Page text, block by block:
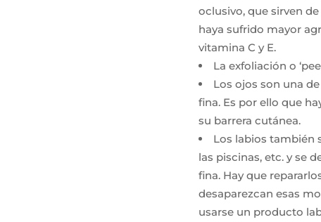
oclusivo, que sirven
haya sufrido mayor
vitamina C y E.
La exfoliación o
Los ojos son una
fina. Es por ello que
su barrera cutánea.
Los labios también
las piscinas, etc. y se
fina. Hay que
desaparezcan esas
usarse un producto